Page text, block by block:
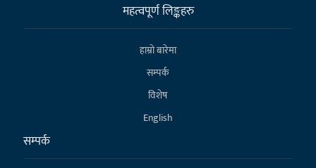
महत्वपूर्ण लिङ्कहरु
हाम्राे बारेमा
सम्पर्क
विशेष
English
सम्पर्क